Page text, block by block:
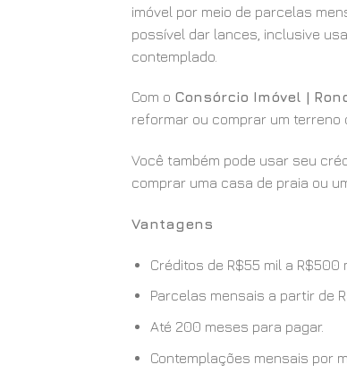
imóvel por meio de parcelas
possível dar lances, inclusive
contemplado.
Com o Consórcio Imóvel |
reformar ou comprar um terreno
Você também pode usar seu
comprar uma casa de praia ou
Vantagens
Créditos de R$55 mil a R$500
Parcelas mensais a partir de
Até 200 meses para pagar.
Contemplações mensais por